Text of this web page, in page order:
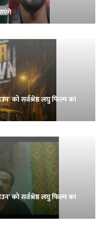
को सर्वश्रेष्ठ लघु फिल्म का
को सर्वश्रेष्ठ लघु फिल्म का